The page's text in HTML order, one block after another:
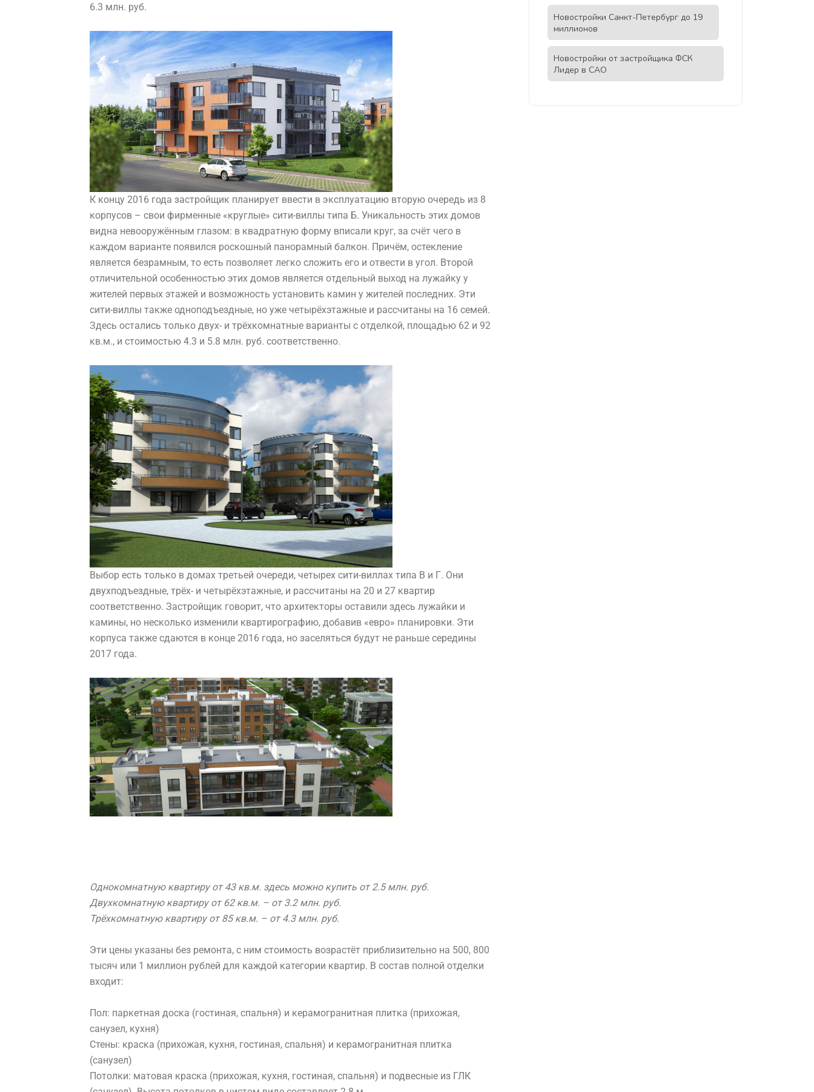
6.3 млн. руб.
К концу 2016 года застройщик планирует ввести в эксплуатацию вторую очередь из 8
корпусов – свои фирменные «круглые» сити-виллы типа Б. Уникальность этих домов
видна невооружённым глазом: в квадратную форму вписали круг, за счёт чего в
каждом варианте появился роскошный панорамный балкон. Причём, остекление
является безрамным, то есть позволяет легко сложить его и отвести в угол. Второй
отличительной особенностью этих домов является отдельный выход на лужайку у
жителей первых этажей и возможность установить камин у жителей последних. Эти
сити-виллы также одноподъездные, но уже четырёхэтажные и рассчитаны на 16 семей.
Здесь остались только двух- и трёхкомнатные варианты с отделкой, площадью 62 и 92
кв.м., и стоимостью 4.3 и 5.8 млн. руб. соответственно.
Выбор есть только в домах третьей очереди, четырех сити-виллах типа В и Г. Они
двухподъездные, трёх- и четырёхэтажные, и рассчитаны на 20 и 27 квартир
соответственно. Застройщик говорит, что архитекторы оставили здесь лужайки и
камины, но несколько изменили квартирографию, добавив «евро» планировки. Эти
корпуса также сдаются в конце 2016 года, но заселяться будут не раньше середины
2017 года.
Однокомнатную квартиру от 43 кв.м. здесь можно купить от 2.5 млн. руб.
Двухкомнатную квартиру от 62 кв.м. – от 3.2 млн. руб.
Трёхкомнатную квартиру от 85 кв.м. – от 4.3 млн. руб.
Эти цены указаны без ремонта, с ним стоимость возрастёт приблизительно на 500, 800
тысяч или 1 миллион рублей для каждой категории квартир. В состав полной отделки
входит:
Пол: паркетная доска (гостиная, спальня) и керамогранитная плитка (прихожая,
санузел, кухня)
Стены: краска (прихожая, кухня, гостиная, спальня) и керамогранитная плитка
(санузел)
Потолки: матовая краска (прихожая, кухня, гостиная, спальня) и подвесные из ГЛК
Новостройки Санкт-Петербург до 19
миллионов
Новостройки от застройщика ФСК
Лидер в САО